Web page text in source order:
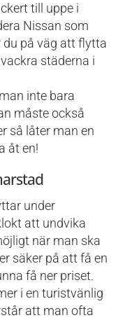
till uppe i
Nissan som
du på väg att flytta
städerna i
inte bara
måste också
så låter man en
åt en!
under
att undvika
när man ska
säker på att få en
få ner priset.
i en turistvänlig
att man ofta